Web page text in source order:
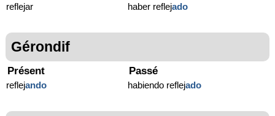
reflejar haber reflejado
Gérondif
Présent
reflejando
Passé
habiendo reflejado